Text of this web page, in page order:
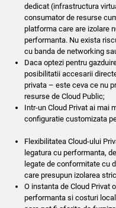
dedicat (infrastructura
consumator de resurse
platforma care are izolare
performanta. Nu exista
cu banda de networking
Daca optezi pentru
posibilitatii accesarii
privata – este ceva ce nu
resurse de Cloud Public;
Intr-un Cloud Privat ai mai
configuratie customizata
Flexibilitatea Cloud-ului
legatura cu performanta,
legate de conformitate cu
care presupun izolarea
O instanta de Cloud Privat
performanta si costuri